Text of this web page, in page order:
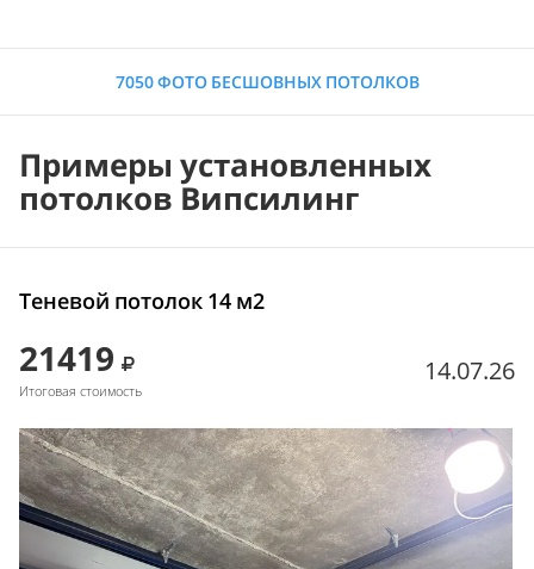
7050 ФОТО БЕСШОВНЫХ ПОТОЛКОВ
Примеры установленных
потолков Випсилинг
Теневой потолок 14 м2
21419
Итоговая стоимость
14.07.26